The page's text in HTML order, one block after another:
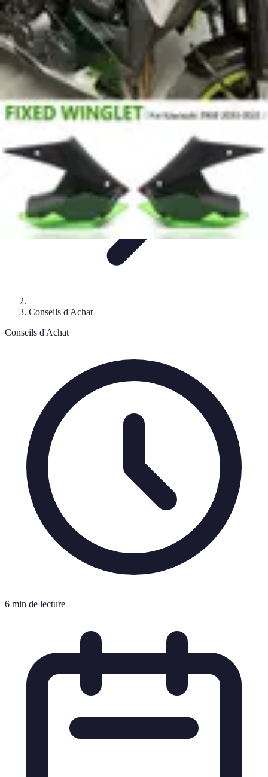
Pièces Détachées Tracteur
Pièces Détachées Anciennes
Guides d'Achat
Entretien et
DiagnosticsGuide d'Achat Entretien et Maintenance
Pièces Détachées Tracteur
Conseils d'Achat
Conseils d'Achat
6 min de lecture